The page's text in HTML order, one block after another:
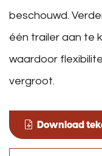
beschouwd.
één trailer aan te
waardoor
vergroot.
Download